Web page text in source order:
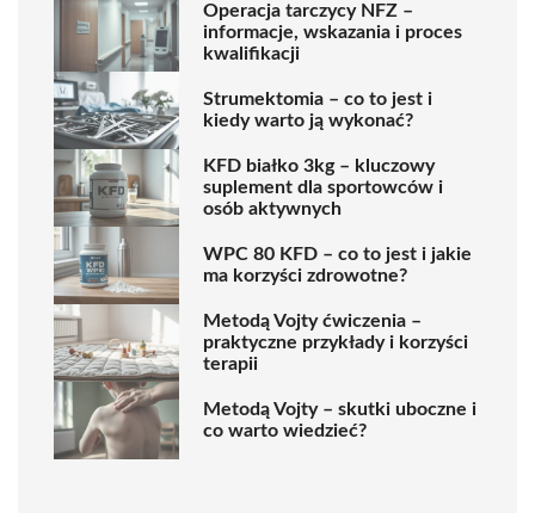
Operacja tarczycy NFZ –
informacje, wskazania i proces
kwalifikacji
Strumektomia – co to jest i
kiedy warto ją wykonać?
KFD białko 3kg – kluczowy
suplement dla sportowców i
osób aktywnych
WPC 80 KFD – co to jest i jakie
ma korzyści zdrowotne?
Metodą Vojty ćwiczenia –
praktyczne przykłady i korzyści
terapii
Metodą Vojty – skutki uboczne i
co warto wiedzieć?